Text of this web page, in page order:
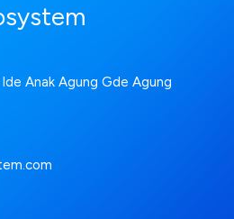
Anak Agung Gde Agung